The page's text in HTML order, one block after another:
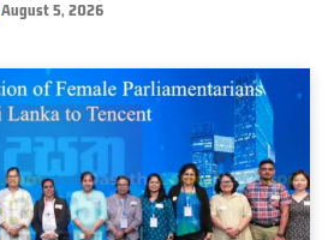
August 5, 2026